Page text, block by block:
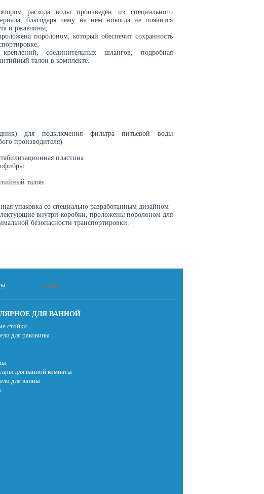
расхода воды произведен из специального
благодаря чему на нем никогда не появится
и ржавчины;
поролоном, который обеспечит сохранность
соединительных шлангов, подробная
талон в комплекте.
для подключения фильтра питьевой воды
производителя)
пластина
талон
упаковка со специально разработанным дизайном
внутри коробки, проложены поролоном для
безопасности транспортировки.
ДЛЯ ВАННОЙ
стойки
для раковины
для ванной комнаты
для ванны